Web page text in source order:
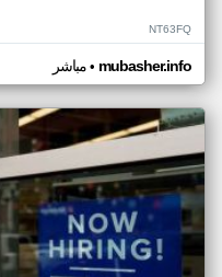
NT63FQ
مباشر• mubasher.info